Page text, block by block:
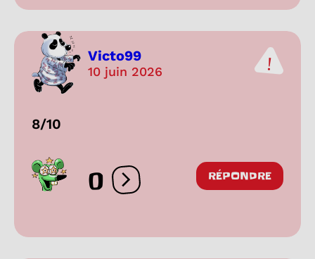
Victo99
10 juin 2026
8/10
0 Ouvrir les réactions
RÉPONDRE